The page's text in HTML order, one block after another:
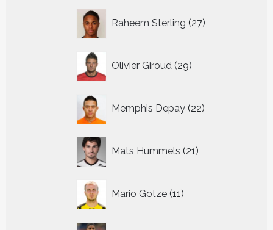
Raheem Sterling 27
producten
Olivier Giroud 29
producten
Memphis Depay 22
producten
Mats Hummels 21
producten
Mario Gotze 11
producten